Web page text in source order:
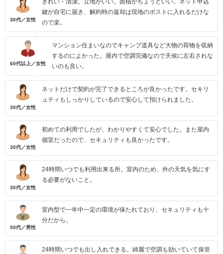
30代／女性
きれい・清潔。立地がいい。面積がちょうどいい。ネット申込
鍵が自宅に届き、解約時の返却は現地のポストに入れるだけな
ので楽。
60代以上／女性
マンション住まいなのでキャンプ道具など大物の荷物を収納
するのによかった。屋内で空調完備なので天候に左右されな
いのも良い。
30代／女性
ネットだけで契約が完了できるところが良かったです。セキリ
ュティもしっかりしているので安心して預けられました。
30代／女性
初めての利用でしたが、わかりやすくて安心でした。また屋内
個室だったので、セキュリティも良かったです。
30代／女性
24時間いつでも利用出来る所。室内のため、外の天気を気にす
る必要がないこと。
50代／男性
室内型で一年中一定の環境が保たれており、セキュリティも十
分だから。
24時間いつでも出し入れできる。綺麗で空調も効いていて保管